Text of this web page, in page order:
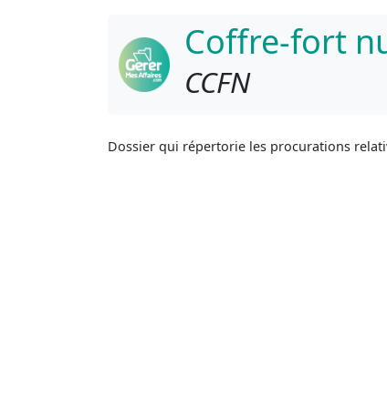
Coffre-fort
CCFN
Dossier qui répertorie les procurations